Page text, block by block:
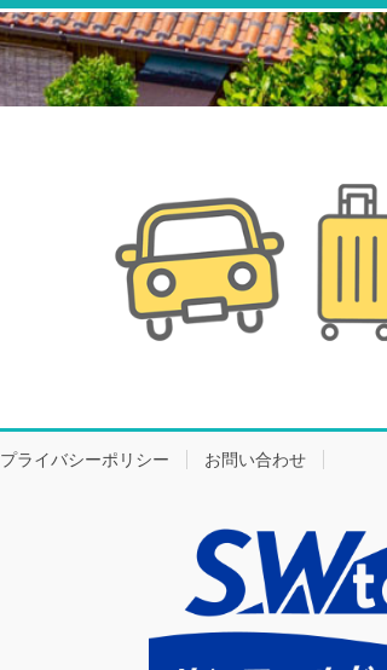
プライバシーポリシー お問い合わせ